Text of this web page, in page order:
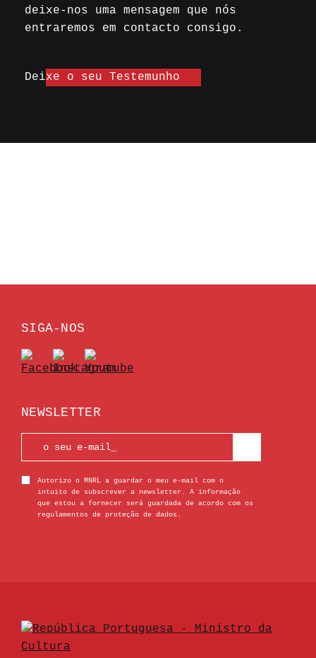
deixe-nos uma mensagem que nós
entraremos em contacto consigo.
Deixe o seu Testemunho
SIGA-NOS
NEWSLETTER
Autorizo o MNRL a guardar o meu e-mail com o
intuito de subscrever a newsletter. A informação
que estou a fornecer será guardada de acordo com os
regulamentos de proteção de dados.